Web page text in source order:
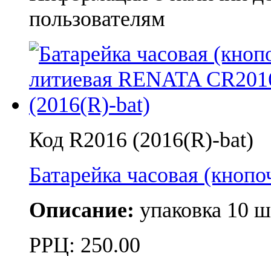
пользователям
Код R2016 (2016(R)-bat)
Батарейка часовая
Описание: упаковка 10
РРЦ: 250.00